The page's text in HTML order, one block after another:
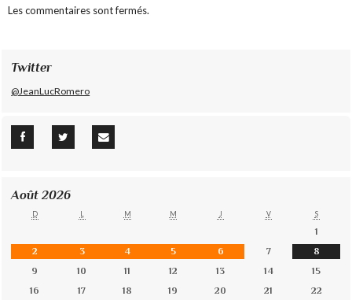
Les commentaires sont fermés.
Twitter
@JeanLucRomero
Août 2026
D L M M J V S
1
2
3 4 5 6 7
8
9
10 11 12 13 14
15
16
17 18 19 20 21
22